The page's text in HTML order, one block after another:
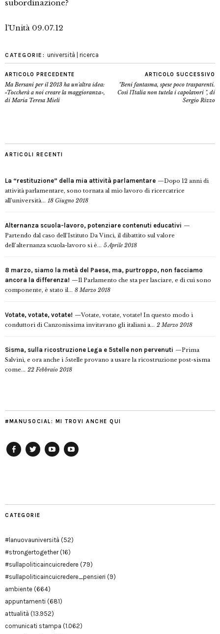
subordinazione?
l’Unità 09.07.12
CATEGORIE: università | ricerca
ARTICOLO PRECEDENTE
Ma Bersani per il 2013 ha un'altra idea:
«Toccherà a noi creare la maggioranza»,
di Maria Teresa Mieli
ARTICOLO SUCCESSIVO
"Beni fantasma, spese poco trasparenti.
Così l'Italia non tutela i capolavori ", di
Sergio Rizzo
ARTICOLI RECENTI
La “restituzione” della mia attività parlamentare
Dopo 12 anni di
attività parlamentare, sono tornata al mio lavoro di ricercatrice
all’università... 18 Giugno 2018
Alternanza scuola-lavoro, potenziare contenuti educativi
Partendo dal caso dell’Istituto Da Vinci, il dibattito sul valore
dell’alternanza scuola-lavoro si è... 5 Aprile 2018
8 marzo, siamo la metà del Paese, ma, purtroppo, non facciamo
ancora la differenza!
Il Parlamento che sta per lasciare, e di cui sono
componente, è stato il... 8 Marzo 2018
Votate, votate, votate!
Votate, votate, votate! In questo modo i
conduttori di Canzonissima invitavano gli italiani a... 2 Marzo 2018
Sisma, sulla ricostruzione Lega e 5stelle non pervenuti
Prima
Salvini, e ora anche i 5stelle provano a usare la ricostruzione post-sisma
come... 22 Febbraio 2018
#MANUSOCIAL: MI TROVI ANCHE QUI
CATEGORIE
#lanuovauniversità (52)
#strongertogether(16)
#sullapoliticaincuicredere (79)
#sullapoliticaincuicredere_pensieri (9)
ambiente (664)
appuntamenti (681)
attualità (13.952)
comunicati stampa (1.062)